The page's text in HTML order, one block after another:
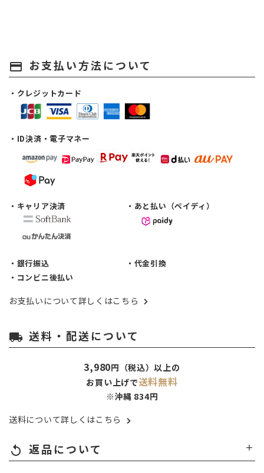
payment お支払い方法について
・クレジットカード
・ID決済・電子マネー
・キャリア決済 ・あと払い（ペイディ）
・銀行振込
・代金引換
・コンビニ後払い
お支払いについて詳しくはこちら
local_shipping 送料・配送について
3,980円（税込）以上の
お買い上げで送料無料
※沖縄 834円
送料について詳しくはこちら
replay 返品について